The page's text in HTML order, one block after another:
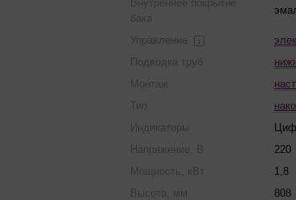
Внутреннее покрытие
бака
Управление
Подводка труб
Монтаж
Тип
Индикаторы
Напряжение, В
220
Мощность, кВт
1,8
Высота, мм
808